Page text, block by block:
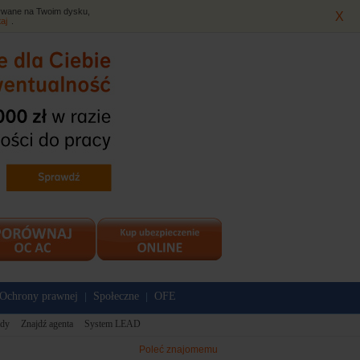
X
na Twoim dysku,
Ochrony prawnej Społeczne OFE
Znajdź agenta System LEAD
Poleć znajomemu